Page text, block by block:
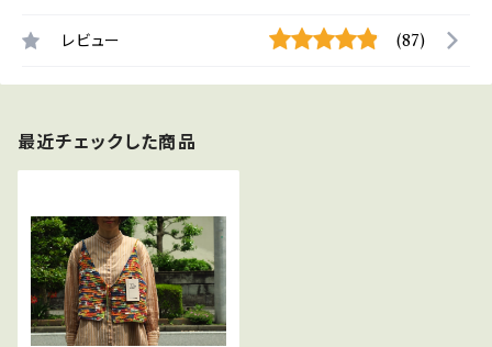
レビュー (87)
最近チェックした商品